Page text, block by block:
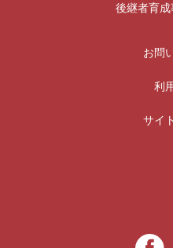
後継者育成
お問
利
サイ